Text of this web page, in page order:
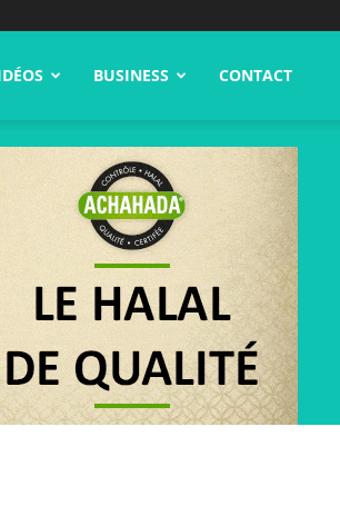
BUSINESS CONTACT